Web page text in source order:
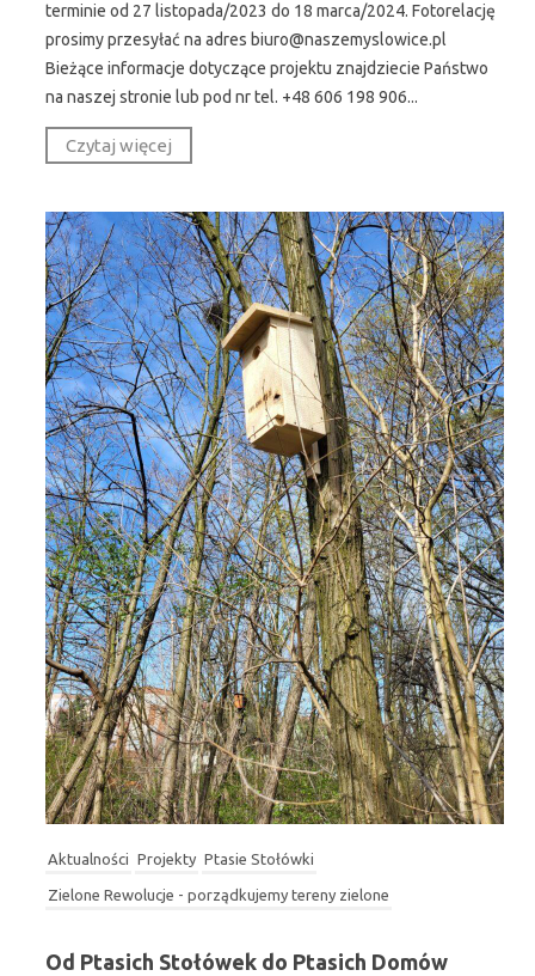
terminie od 27 listopada/2023 do 18 marca/2024. Fotorelację
prosimy przesyłać na adres biuro@naszemyslowice.pl
Bieżące informacje dotyczące projektu znajdziecie Państwo
na naszej stronie lub pod nr tel. +48 606 198 906...
Czytaj więcej
Aktualności Projekty Ptasie Stołówki
Zielone Rewolucje - porządkujemy tereny zielone
Od Ptasich Stołówek do Ptasich Domów